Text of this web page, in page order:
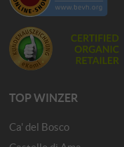
TOP WINZER
Ca' del Bosco